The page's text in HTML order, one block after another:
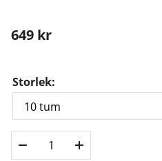
649 kr
Storlek: